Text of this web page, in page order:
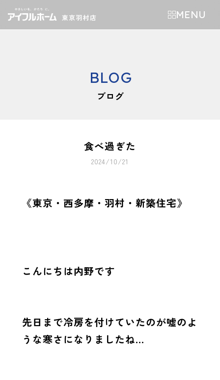
MENU
BLOG
ブログ
食べ過ぎた
2024/10/21
《東京・西多摩・羽村・新築住宅》
こんにちは内野です
先日まで冷房を付けていたのが嘘のよ
うな寒さになりましたね…